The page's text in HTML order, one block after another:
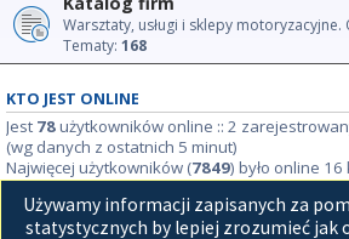
Warsztaty, usługi i sklepy motoryzacyjne.
Tematy: 168
KTO JEST ONLINE
Jest 78użytkowników online :: 2
(wg danych z ostatnich 5 minut)
Najwięcej użytkowników (7849) było online
STATYSTYKI
Używamy informacji zapisanych za
statystycznych by lepiej zrozumieć jak